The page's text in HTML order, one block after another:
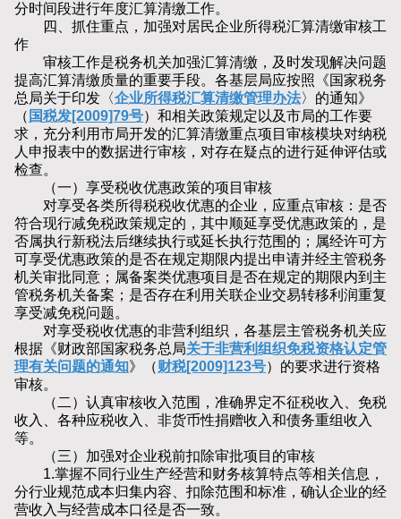
分时间段进行年度汇算清缴工作。
四、抓住重点，加强对居民企业所得税汇算清缴审核工
作
审核工作是税务机关加强汇算清缴，及时发现解决问题
提高汇算清缴质量的重要手段。各基层局应按照《国家税务
总局关于印发〈企业所得税汇算清缴管理办法〉的通知》
（ 国税发[2009]79号）和相关政策规定以及市局的工作要
求，充分利用市局开发的汇算清缴重点项目审核模块对纳税
人申报表中的数据进行审核，对存在疑点的进行延伸评估或
检查。
（一）享受税收优惠政策的项目审核
对享受各类所得税税收优惠的企业，应重点审核：是否
符合现行减免税政策规定的，其中顺延享受优惠政策的，是
否属执行新税法后继续执行或延长执行范围的；属经许可方
可享受优惠政策的是否在规定期限内提出申请并经主管税务
机关审批同意；属备案类优惠项目是否在规定的期限内到主
管税务机关备案；是否存在利用关联企业交易转移利润重复
享受减免税问题。
对享受税收优惠的非营利组织，各基层主管税务机关应
根据《财政部国家税务总局关于非营利组织免税资格认定管
理有关问题的通知》（财税[2009]123号）的要求进行资格
审核。
（二）认真审核收入范围，准确界定不征税收入、免税
收入、各种应税收入、非货币性捐赠收入和债务重组收入
等。
（三）加强对企业税前扣除审批项目的审核
1.掌握不同行业生产经营和财务核算特点等相关信息，
分行业规范成本归集内容、扣除范围和标准，确认企业的经
营收入与经营成本口径是否一致。